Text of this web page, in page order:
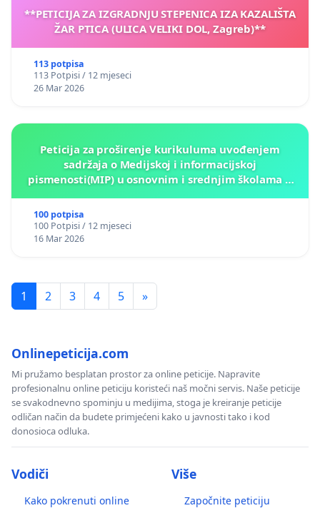
**PETICIJA ZA IZGRADNJU STEPENICA IZA KAZALIŠTA
ŽAR PTICA (ULICA VELIKI DOL, Zagreb)**
113 potpisa
113 Potpisi / 12 mjeseci
26 Mar 2026
Peticija za proširenje kurikuluma uvođenjem
sadržaja o Medijskoj i informacijskoj
pismenosti(MIP) u osnovnim i srednjim školama u
100 potpisa
100 Potpisi / 12 mjeseci
16 Mar 2026
1 2 3 4 5 »
Onlinepeticija.com
Mi pružamo besplatan prostor za online peticije. Napravite
profesionalnu online peticiju koristeći naš močni servis. Naše peticije
se svakodnevno spominju u medijima, stoga je kreiranje peticije
odličan način da budete primjećeni kako u javnosti tako i kod
donosioca odluka.
Vodiči
Kako pokrenuti online
Više
Započnite peticiju